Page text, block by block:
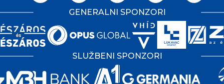
GENERALNI SPONZORI
SLUŽBENI SPONZORI